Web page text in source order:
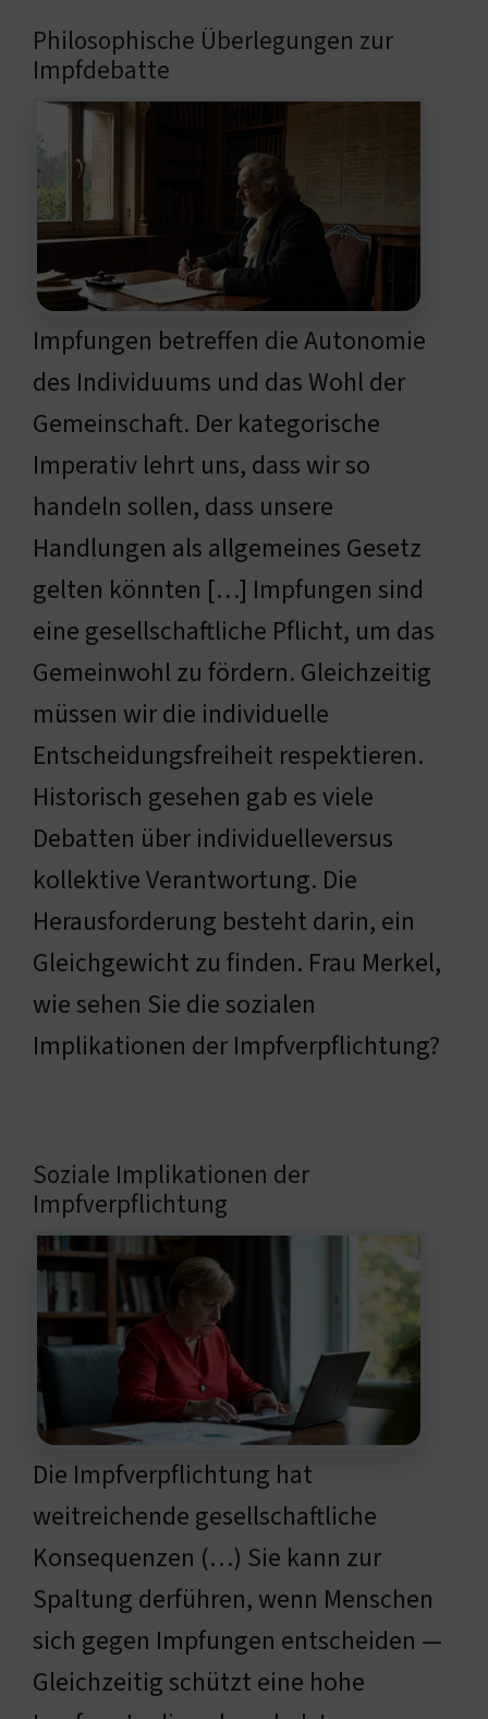
Philosophische Überlegungen zur
Impfdebatte
Impfungen betreffen die Autonomie
des Individuums und das Wohl der
Gemeinschaft. Der kategorische
Imperativ lehrt uns, dass wir so
handeln sollen, dass unsere
Handlungen als allgemeines Gesetz
gelten könnten […] Impfungen sind
eine gesellschaftliche Pflicht, um das
Gemeinwohl zu fördern. Gleichzeitig
müssen wir die individuelle
Entscheidungsfreiheit respektieren.
Historisch gesehen gab es viele
Debatten über individuelleversus
kollektive Verantwortung. Die
Herausforderung besteht darin, ein
Gleichgewicht zu finden. Frau Merkel,
wie sehen Sie die sozialen
Implikationen der Impfverpflichtung?
Soziale Implikationen der
Impfverpflichtung
Die Impfverpflichtung hat
weitreichende gesellschaftliche
Konsequenzen (…) Sie kann zur
Spaltung derführen, wenn Menschen
sich gegen Impfungen entscheiden —
Gleichzeitig schützt eine hohe